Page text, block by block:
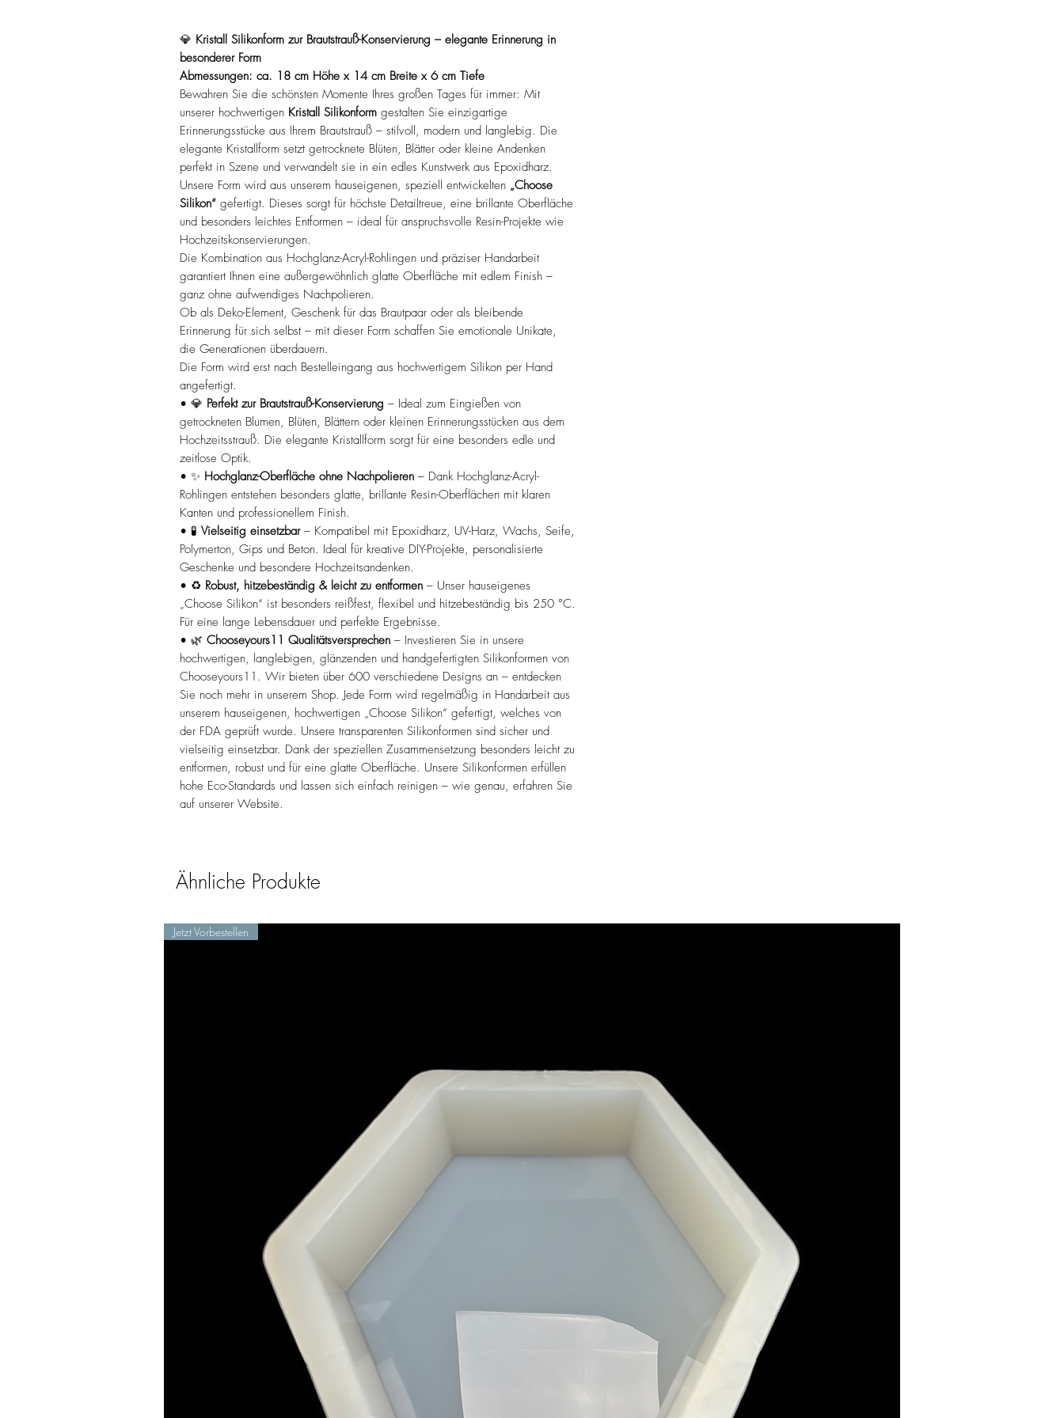
💎 Kristall Silikonform zur Brautstrauß-Konservierung – elegante Erinnerung in
besonderer Form
Abmessungen: ca. 18 cm Höhe x 14 cm Breite x 6 cm Tiefe
Bewahren Sie die schönsten Momente Ihres großen Tages für immer: Mit
unserer hochwertigen Kristall Silikonform gestalten Sie einzigartige
Erinnerungsstücke aus Ihrem Brautstrauß – stilvoll, modern und langlebig. Die
elegante Kristallform setzt getrocknete Blüten, Blätter oder kleine Andenken
perfekt in Szene und verwandelt sie in ein edles Kunstwerk aus Epoxidharz.
Unsere Form wird aus unserem hauseigenen, speziell entwickelten „Choose
Silikon“ gefertigt. Dieses sorgt für höchste Detailtreue, eine brillante Oberfläche
und besonders leichtes Entformen – ideal für anspruchsvolle Resin-Projekte wie
Hochzeitskonservierungen.
Die Kombination aus Hochglanz-Acryl-Rohlingen und präziser Handarbeit
garantiert Ihnen eine außergewöhnlich glatte Oberfläche mit edlem Finish –
ganz ohne aufwendiges Nachpolieren.
Ob als Deko-Element, Geschenk für das Brautpaar oder als bleibende
Erinnerung für sich selbst – mit dieser Form schaffen Sie emotionale Unikate,
die Generationen überdauern.
Die Form wird erst nach Bestelleingang aus hochwertigem Silikon per Hand
angefertigt.
• 💎 Perfekt zur Brautstrauß-Konservierung – Ideal zum Eingießen von
getrockneten Blumen, Blüten, Blättern oder kleinen Erinnerungsstücken aus dem
Hochzeitsstrauß. Die elegante Kristallform sorgt für eine besonders edle und
zeitlose Optik.
• ✨ Hochglanz-Oberfläche ohne Nachpolieren – Dank Hochglanz-Acryl-
Rohlingen entstehen besonders glatte, brillante Resin-Oberflächen mit klaren
Kanten und professionellem Finish.
• 🧪 Vielseitig einsetzbar– Kompatibel mit Epoxidharz, UV-Harz, Wachs, Seife,
Polymerton, Gips und Beton. Ideal für kreative DIY-Projekte, personalisierte
Geschenke und besondere Hochzeitsandenken.
• ♻️ Robust, hitzebeständig & leicht zu entformen – Unser hauseigenes
„Choose Silikon“ ist besonders reißfest, flexibel und hitzebeständig bis 250 °C.
Für eine lange Lebensdauer und perfekte Ergebnisse.
• 🌿 Chooseyours11 Qualitätsversprechen – Investieren Sie in unsere
hochwertigen, langlebigen, glänzenden und handgefertigten Silikonformen von
Chooseyours11. Wir bieten über 600 verschiedene Designs an – entdecken
Sie noch mehr in unserem Shop. Jede Form wird regelmäßig in Handarbeit aus
unserem hauseigenen, hochwertigen „Choose Silikon“ gefertigt, welches von
der FDA geprüft wurde. Unsere transparenten Silikonformen sind sicher und
vielseitig einsetzbar. Dank der speziellen Zusammensetzung besonders leicht zu
entformen, robust und für eine glatte Oberfläche. Unsere Silikonformen erfüllen
hohe Eco-Standards und lassen sich einfach reinigen – wie genau, erfahren Sie
auf unserer Website.
Ähnliche Produkte
Jetzt Vorbestellen